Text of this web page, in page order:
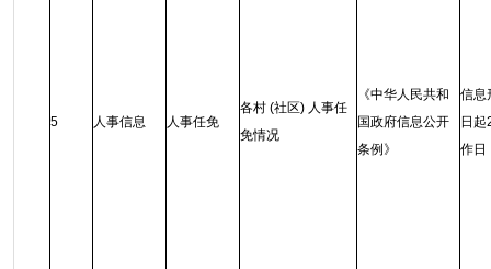
5 人事信息 人事任免
各村 (社区) 人事任
免情况
《中华人民共和
国政府信息公开
条例 》
信息
日起
作日